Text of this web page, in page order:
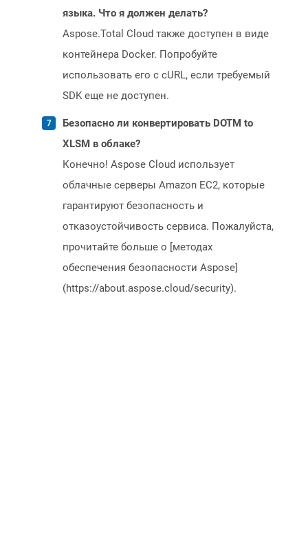
языка. Что я должен делать?
Aspose.Total Cloud также доступен в виде
контейнера Docker. Попробуйте
использовать его с cURL, если требуемый
SDK еще не доступен.
Безопасно ли конвертировать DOTM to
XLSM в облаке?
Конечно! Aspose Cloud использует
облачные серверы Amazon EC2, которые
гарантируют безопасность и
отказоустойчивость сервиса. Пожалуйста,
прочитайте больше о [методах
обеспечения безопасности Aspose]
(https://about.aspose.cloud/security).